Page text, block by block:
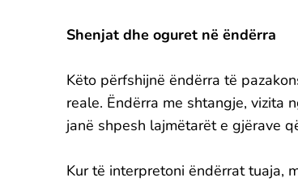
Shenjat dhe oguret në ëndërra
Këto përfshijnë ëndërra të
reale. Ëndërra me shtangje, vizita
janë shpesh lajmëtarët e gjërave
Kur të interpretoni ëndërrat tuaja,